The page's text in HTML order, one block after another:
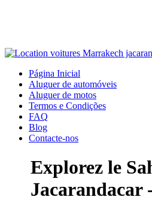
Página Inicial
Aluguer de automóveis
Aluguer de motos
Termos e Condições
FAQ
Blog
Contacte-nos
Explorez le
Jacarandacar